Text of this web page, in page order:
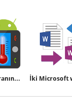
Android ana ekranına hava durumunu ekleyin